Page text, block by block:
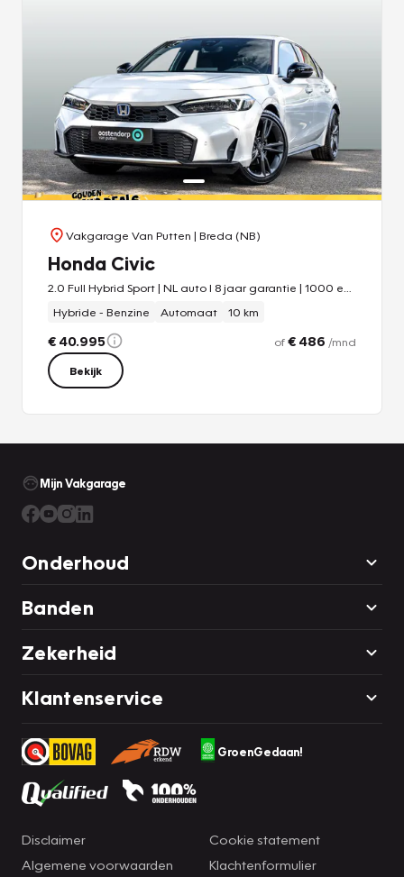
waarschuwen u voor noodsituaties en kunnen in een aantal
gevallen ook zelf ingrijpen. Onderweg fungeert de
verkeersbord-detectie als het ware als uw bijrijder en
attendeert u op de verkeersborden langs de weg. Lane
assist waarschuwt als u onbedoeld van rijbaan wisselt.
Vanzelfsprekend leveren wij deze nieuwe auto met
volledige fabrieksgarantie. We maken graag een afspraak
Vakgarage Van Putten | Breda (NB)
Honda Civic
Hybride - Benzine
Automaat 10 km
€ 40.995 of€ 486 /mnd
Bekijk
Mijn Vakgarage
Onderhoud
Banden
Zekerheid
Klantenservice
GroenGedaan!
Disclaimer
Algemene voorwaarden
Cookie statement
Klachtenformulier